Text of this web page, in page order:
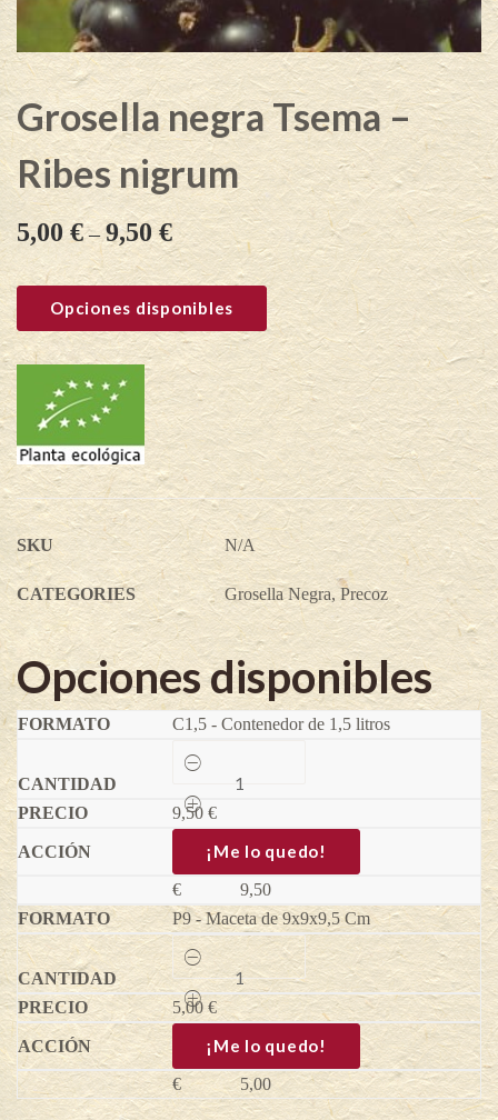
Grosella negra Tsema –
Ribes nigrum
5,00 €–9,50€
Opciones disponibles
SKU N/A
CATEGORIES Grosella Negra,Precoz
Opciones disponibles
C1,5 - Contenedor de 1,5 litros
Grosella
negra
Tsema
-
Ribes
nigrum
quantity
9,50 €
¡Me lo quedo!
€
9,50
P9 - Maceta de 9x9x9,5 Cm
Grosella
negra
Tsema
-
Ribes
nigrum
quantity
5,00 €
¡Me lo quedo!
€ 5,00